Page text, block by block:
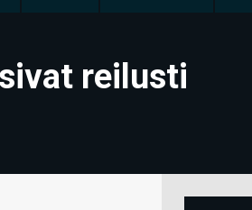
reilusti